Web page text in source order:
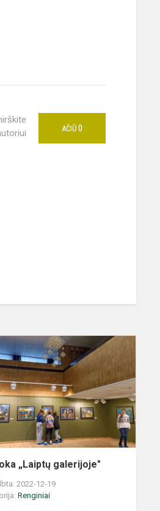
AČIŪ 0
„Laiptų galerijoje"
2022-12-19
Renginiai